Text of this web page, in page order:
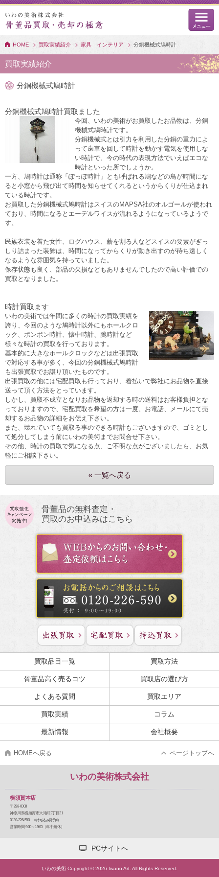
HOME 買取実績紹介 家具 インテリア 分銅機械式鳩時計
買取実績紹介
分銅機械式鳩時計
分銅機械式鳩時計買取ました
今回、いわの美術がお買取したお品物は、分銅
機械式鳩時計です。
分銅機械式とは引力を利用した分銅の重力によ
って歯車を回して時計を動かす電気を使用しな
い時計で、今の時代の表現方法でいえばエコな
時計といった所でしょうか。
一方、鳩時計は通称「ぽっぽ時計」とも呼ばれる鳩などの鳥が時間にな
ると小窓から飛び出て時間を知らせてくれるというからくりが仕込まれ
ている時計です。
お買取した分銅機械式鳩時計はスイスのMAPSA社のオルゴールが使われ
ており、時間になるとエーデルワイスが流れるようになっているようで
す。
民族衣装を着た女性、ログハウス、薪を割る人などスイスの要素がぎっ
しり詰まった装飾は、時間になってからくりが動き出すのが待ち遠しく
なるような雰囲気を持っていました。
保存状態も良く、部品の欠損などもありませんでしたので高い評価での
買取となりました。
時計買取ます
いわの美術では年間に多くの時計の買取実績を
誇り、今回のような鳩時計以外にもホールクロ
ック、ボンボン時計、懐中時計、腕時計など
様々な時計の買取を行っております。
基本的に大きなホールクロックなどは出張買取
で対応する事が多く、今回の分銅機械式鳩時計
も出張買取でお譲り頂いたものです。
出張買取の他には宅配買取も行っており、着払いで弊社にお品物を直接
送って頂く方法をとっています。
しかし、買取不成立となりお品物を返却する時の送料はお客様負担とな
っておりますので、宅配買取を希望の方は一度、お電話、メールにて売
却するお品物の詳細をお伝え下さい。
また、壊れていても買取る事のできる時計もございますので、ゴミとし
て処分してしまう前にいわの美術までお問合せ下さい。
その他、時計の買取で気になる点、ご不明な点がございましたら、お気
軽にご相談下さい。
« 一覧へ戻る
骨董品の無料査定・
買取のお申込みはこちら
買取品目一覧 買取方法
骨董品高く売るコツ 買取店の選び方
よくある質問 買取エリア
買取実績 コラム
最新情報 会社概要
HOMEへ戻る ページトップへ
いわの美術株式会社
横須賀本店
〒238-0008
神奈川県横須賀市大滝町2丁目21
0120-226-590
※持ち込み要予約
営業時間 9:00～19:00（年中無休）
PCサイトへ
いわの美術 Copyright © 2026 Iwano Art. All Rights Reserved.